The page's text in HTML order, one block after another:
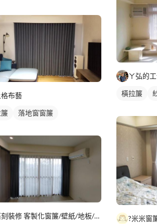
格布藝
落地窗窗簾
石刻裝修 客製化窗簾/壁紙/地板/系統櫃
ㄚ弘的
橫拉簾
?米米窗